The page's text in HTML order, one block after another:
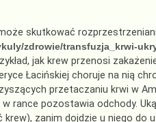
skutkować
zdrowie/transfuzja_krwi-
jak krew przenosi
Łacińskiej choruje na nią
przetaczaniu krwi w
rance pozostawia odchody.
zanim dojdzie u niego do